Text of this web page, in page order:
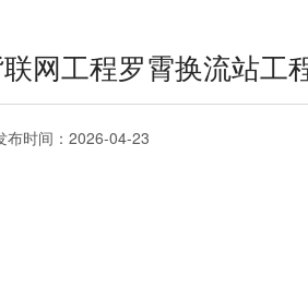
网工程罗霄换流站工
布时间：2026-04-23